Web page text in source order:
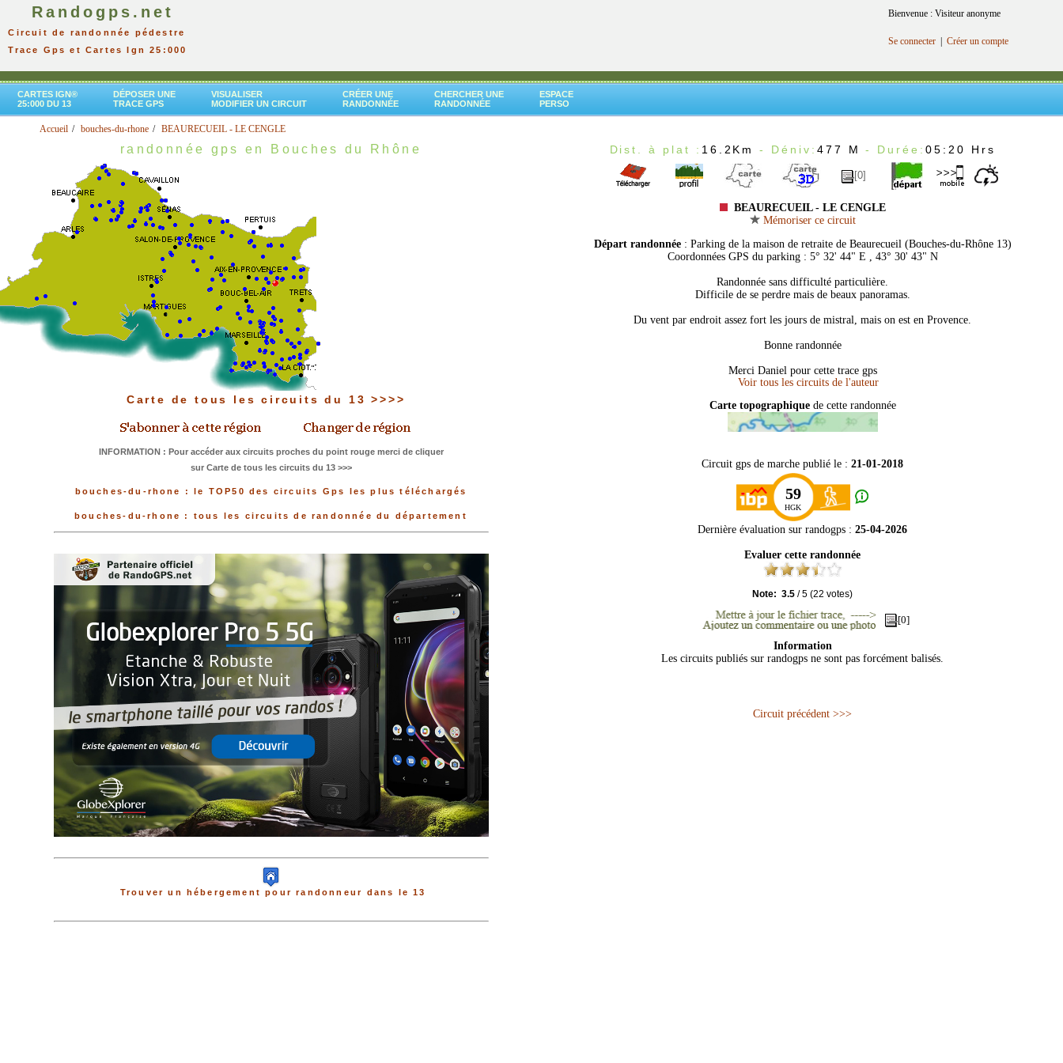
Randogps.net
Circuit de randonnée pédestre
Trace Gps et Cartes Ign 25:000
Bienvenue : Visiteur anonyme
Se connecter Créer un compte
CARTES IGN®
25:000 DU 13
DÉPOSER UNE
TRACE GPS
VISUALISER
MODIFIER UN CIRCUIT
CRÉER UNE
RANDONNÉE
CHERCHER UNE
RANDONNÉE
ESPACE
PERSO
Accueil bouches-du-rhone BEAURECUEIL - LE CENGLE
randonnée gps en Bouches du Rhône
Carte de tous les circuits du 13 >>>>
INFORMATION : Pour accéder aux circuits proches du point rouge merci de cliquer
sur Carte de tous les circuits du 13 >>>
bouches-du-rhone : le TOP50 des circuits Gps les plus téléchargés
bouches-du-rhone : tous les circuits de randonnée du département
Trouver un hébergement pour randonneur dans le 13
Dist. à plat : 16.2Km - Déniv: 477 M- Durée: 05:20 Hrs
[0]
BEAURECUEIL - LE CENGLE
Mémoriser ce circuit
Départ randonnée : Parking de la maison de retraite de Beaurecueil (Bouches-du-Rhône 13)
Coordonnées GPS du parking : 5° 32' 44" E , 43° 30' 43" N
Randonnée sans difficulté particulière.
Difficile de se perdre mais de beaux panoramas.
Du vent par endroit assez fort les jours de mistral, mais on est en Provence.
Bonne randonnée
Merci Daniel pour cette trace gps
Carte topographique de cette randonnée
Circuit gps de marche publié le : 21-01-2018
59
HGK
Dernière évaluation sur randogps : 25-04-2026
Evaluer cette randonnée
Note: 3.5 /5 (22 votes)
[0]
Information
Les circuits publiés sur randogps ne sont pas forcément balisés.
Circuit précédent >>>